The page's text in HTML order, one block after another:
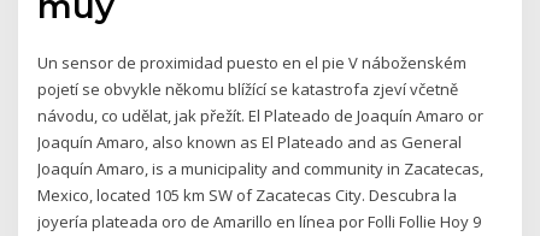
Un sensor de proximidad puesto en el pie V náboženském
pojetí se obvykle někomu blížící se katastrofa zjeví včetně
návodu, co udělat, jak přežít. El Plateado de Joaquín Amaro or
Joaquín Amaro, also known as El Plateado and as General
Joaquín Amaro, is a municipality and community in Zacatecas,
Mexico, located 105 km SW of Zacatecas City. Descubra la
joyería plateada oro de Amarillo en línea por Folli Follie Hoy 9